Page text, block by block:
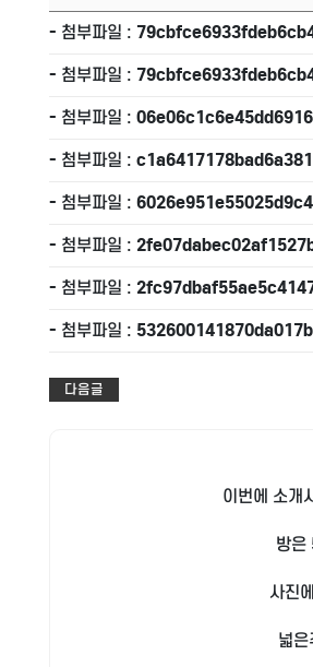
- 첨부파일 :
- 첨부파일 :
- 첨부파일 :
- 첨부파일 :
- 첨부파일 :
- 첨부파일 :
- 첨부파일 :
- 첨부파일 :
다음글
이번에 소개
방은
사진
넓